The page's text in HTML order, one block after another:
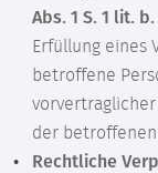
Abs. 1 S. 1 lit. b.
Erfüllung eines
betroffene
der betroffenen
Rechtliche